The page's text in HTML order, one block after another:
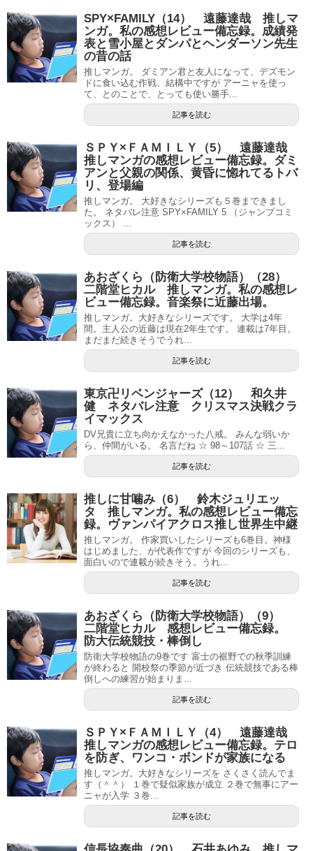
SPY×FAMILY（14） 遠藤達哉 推しマ
ンガ。私の感想レビュー備忘録。成績発
表と雪小屋とダンパとヘンダーソン先生
の昔の話
推しマンガ。 ダミアン君と友人になって、デズモン
ドに食い込む作戦、結構中ですが アーニャを使っ
て、とのことで、とっても使い勝手...
記事を読む
ＳＰＹ×ＦＡＭＩＬＹ（5） 遠藤達哉
推しマンガの感想レビュー備忘録。ダミ
アンと父親の関係、黄昏に惚れてるトバ
リ、登場編
推しマンガ。 大好きなシリーズも５巻まできまし
た。 ネタバレ注意 SPY×FAMILY 5 （ジャンプコミ
ックス） ...
記事を読む
あおざくら（防衛大学校物語）（28）
二階堂ヒカル 推しマンガ。私の感想レ
ビュー備忘録。音楽祭に近藤出場。
推しマンガ。大好きなシリーズです。 大学は4年
間。主人公の近藤は現在2年生です。 連載は7年目。
まだまだ続きそうでうれ...
記事を読む
東京卍リベンジャーズ（12） 和久井
健 ネタバレ注意 クリスマス決戦クラ
イマックス
DV兄貴に立ち向かえなかった八戒。 みんな弱いか
ら、仲間がいる。 名言だね ☆ 98～107話 ☆ 三...
記事を読む
推しに甘噛み（6） 鈴木ジュリエッ
タ 推しマンガ。私の感想レビュー備忘
録。ヴァンパイアクロス推し世界生中継
推しマンガ。 作家買いしたシリーズも6巻目。神様
はじめました、が代表作ですが 今回のシリーズも、
面白いので連載が続きそう。うれ...
記事を読む
あおざくら（防衛大学校物語）（9）
二階堂ヒカル 感想レビュー備忘録。
防大伝統競技・棒倒し
防衛大学校物語の9巻です 富士の裾野での秋季訓練
が終わると 開校祭の季節が近づき 伝統競技である棒
倒しへの練習が始まりま...
記事を読む
ＳＰＹ×ＦＡＭＩＬＹ（4） 遠藤達哉
推しマンガの感想レビュー備忘録。テロ
を防ぎ、ワンコ・ボンドが家族になる
推しマンガ。大好きなシリーズを さくさく読んでま
す（＾＾） １巻で疑似家族が成立 ２巻で無事にアー
ニャが入学 ３巻...
記事を読む